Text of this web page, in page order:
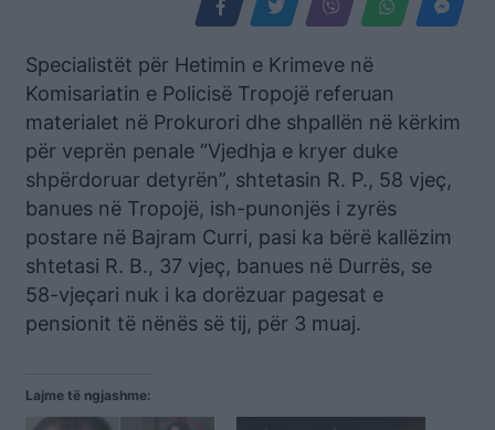
Specialistët për Hetimin e Krimeve në
Komisariatin e Policisë Tropojë referuan
materialet në Prokurori dhe shpallën në kërkim
për veprën penale “Vjedhja e kryer duke
shpërdoruar detyrën”, shtetasin R. P., 58 vjeç,
banues në Tropojë, ish-punonjës i zyrës
postare në Bajram Curri, pasi ka bërë kallëzim
shtetasi R. B., 37 vjeç, banues në Durrës, se
58-vjeçari nuk i ka dorëzuar pagesat e
pensionit të nënës së tij, për 3 muaj.
Lajme të ngjashme: